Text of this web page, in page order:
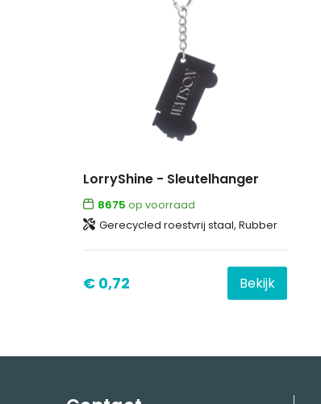
LorryShine - Sleutelhanger
8675 op voorraad
Gerecycled roestvrij staal, Rubber
€ 0,72 Bekijk